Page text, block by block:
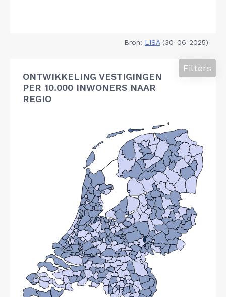
Bron: LISA(30-06-2025)
ONTWIKKELING VESTIGINGEN
PER 10.000 INWONERS NAAR
REGIO
Filters